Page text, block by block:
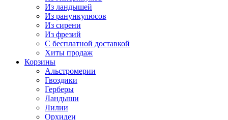
Из ландышей
Из ранункулюсов
Из сирени
Из фрезий
С бесплатной доставкой
Хиты продаж
Корзины
Альстромерии
Гвоздики
Герберы
Ландыши
Лилии
Орхидеи